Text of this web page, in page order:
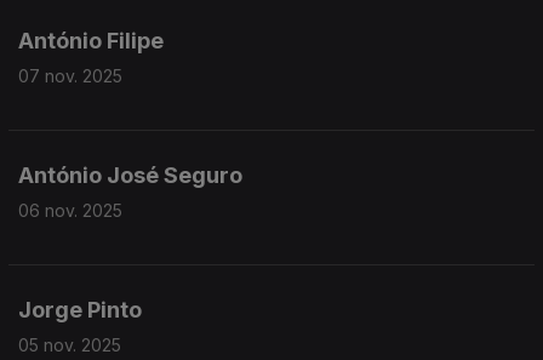
António Filipe
07 nov. 2025
António José Seguro
06 nov. 2025
Jorge Pinto
05 nov. 2025